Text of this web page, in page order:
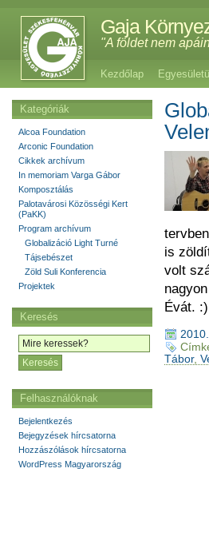
Gaja
"A földet nem
Kezdőlap
is
volt
Évát. :)
Tábor,
Kategóriák
Alcoa Foundation
Arconic Foundation
Cikkek archívum
In memoriam Varga Gábor
Komposztálás
Palotavárosi Közösségi Kert
(PaKK)
Program archívum
Globalizáció Light Turné
Tájsebészet
Zöld Suli Konferencia
Projektek
Keresés
Felhasználóknak
Bejelentkezés
Bejegyzések hírcsatorna
Hozzászólások hírcsatorna
WordPress Magyarország